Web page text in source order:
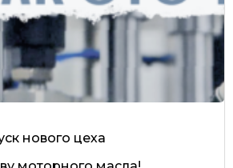
нового цеха